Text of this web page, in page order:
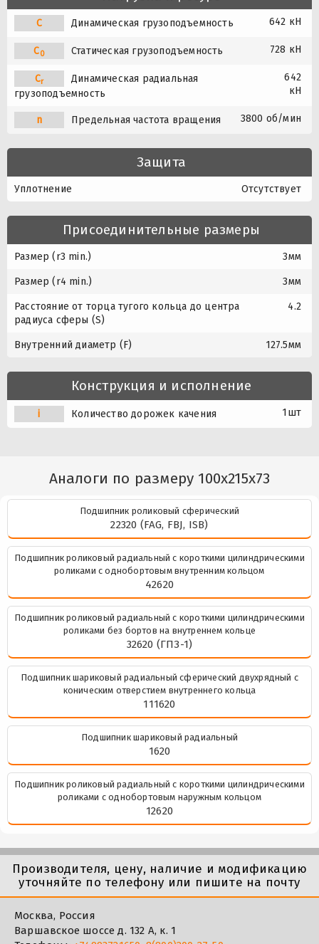
C Динамическая грузоподъемность 642 кН
C0 Статическая грузоподъемность 728 кН
Cr
Динамическая радиальная
грузоподъемность
642
кН
n Предельная частота вращения 3800 об/мин
Защита
Уплотнение Отсутствует
Присоединительные размеры
Размер (r3 min.) 3мм
Размер (r4 min.) 3мм
Расстояние от торца тугого кольца до центра
радиуса сферы (S)
4.2
Внутренний диаметр (F) 127.5мм
Конструкция и исполнение
i Количество дорожек качения 1шт
Аналоги по размеру 100x215x73
Подшипник роликовый сферический
22320 (FAG, FBJ, ISB)
Подшипник роликовый радиальный с короткими цилиндрическими
роликами с однобортовым внутренним кольцом
42620
Подшипник роликовый радиальный с короткими цилиндрическими
роликами без бортов на внутреннем кольце
32620 (ГПЗ-1)
Подшипник шариковый радиальный сферический двухрядный с
коническим отверстием внутреннего кольца
111620
Подшипник шариковый радиальный
1620
Подшипник роликовый радиальный с короткими цилиндрическими
роликами с однобортовым наружным кольцом
12620
Производителя, цену, наличие и модификацию
уточняйте по телефону или пишите на почту
Москва, Россия
Варшавское шоссе д. 132 А, к. 1